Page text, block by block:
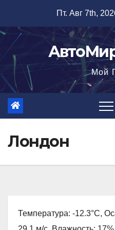
содержимому
Пт. Авг 7th,
Мой
Лондон
Температура: -12.3°C,